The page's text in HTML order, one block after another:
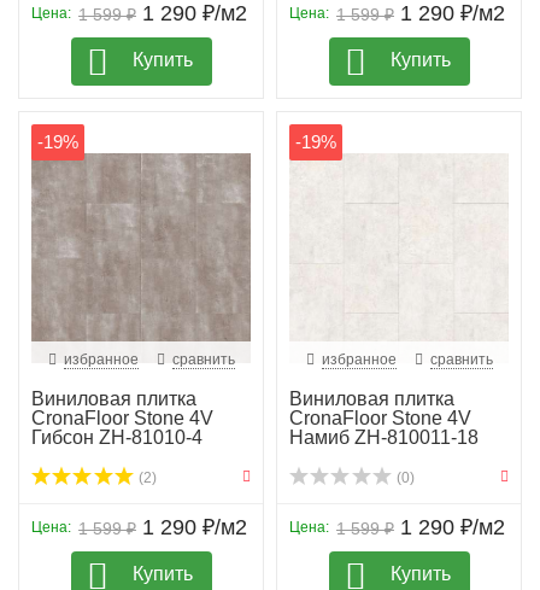
1 599 ₽
Цена: 1 290 ₽/м2
Купить
1 599 ₽
Цена: 1 290 ₽/м2
Купить
-19%
избранное сравнить
Виниловая плитка
CronaFloor Stone 4V
Гибсон ZH-81010-4
(2)
1 599 ₽
Цена: 1 290 ₽/м2
Купить
-19%
избранное сравнить
Виниловая плитка
CronaFloor Stone 4V
Намиб ZH-810011-18
(0)
1 599 ₽
Цена: 1 290 ₽/м2
Купить